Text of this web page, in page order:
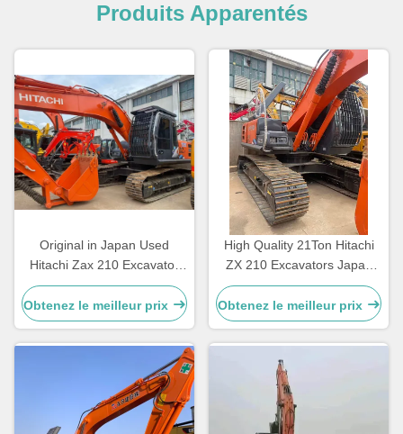
Produits Apparentés
Original in Japan Used
Hitachi Zax 210 Excavator
Hitachi Zx120 ZX200
Excavator on Sale
Obtenez le meilleur prix
High Quality 21Ton Hitachi
ZX 210 Excavators Japan
Original 210 Earth-Moving
Hydraulic Machinery Used
Excavators
Obtenez le meilleur prix